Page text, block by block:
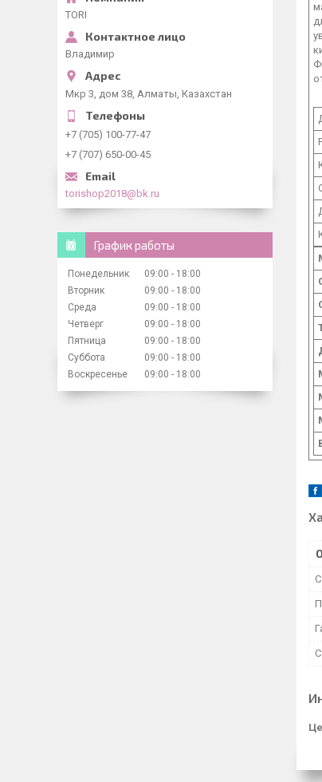
TORI
Владимир
Мкр 3, дом 38, Алматы, Казахстан
+7 (705) 100-77-47
+7 (707) 650-00-45
torishop2018@bk.ru
График работы
Понедельник 09:00
18:00
Вторник
09:00
18:00
Среда
09:00
18:00
Четверг
09:00
18:00
Пятница
09:00
18:00
Суббота
09:00
18:00
Воскресенье
09:00 18:00